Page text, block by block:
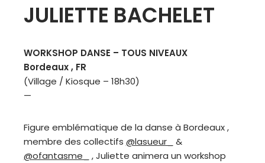
JULIETTE BACHELET
WORKSHOP DANSE – TOUS NIVEAUX
Bordeaux , FR
(Village / Kiosque – 18h30)
—
Figure emblématique de la danse à Bordeaux ,
membre des collectifs @lasueur_
&
@ofantasme_
, Juliette animera un workshop